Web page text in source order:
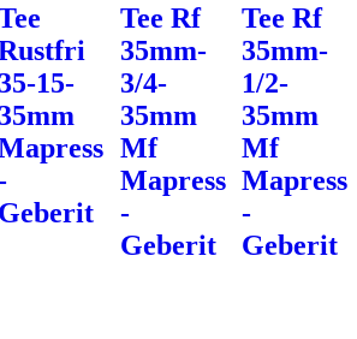
35-15-
35mm
Geberit
Tee Rf
35mm-
3/4-
35mm
Mf
Mapress
-
Geberit
Tee Rf
35mm-
1/2-
35mm
Mf
Mapress
-
Geberit